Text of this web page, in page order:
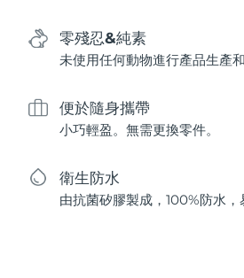
零殘忍&純素
未使用任何動物進行產品生產
便於隨身攜帶
小巧輕盈。無需更換零件。
衛生防水
由抗菌矽膠製成，100%防水，